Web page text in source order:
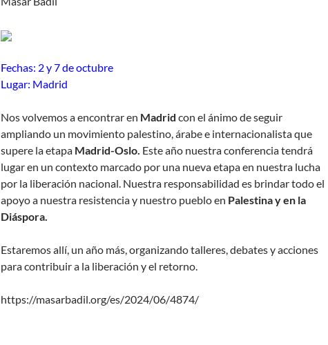
Fechas: 2 y 7 de octubre
Lugar: Madrid
Nos volvemos a encontrar en Madrid con el ánimo de seguir
ampliando un movimiento palestino, árabe e internacionalista que
supere la etapa Madrid-Oslo. Este año nuestra conferencia tendrá
lugar en un contexto marcado por una nueva etapa en nuestra lucha
por la liberación nacional. Nuestra responsabilidad es brindar todo el
apoyo a nuestra resistencia y nuestro pueblo en Palestina y en la
Diáspora.
Estaremos allí, un año más, organizando talleres, debates y acciones
para contribuir a la liberación y el retorno.
https://masarbadil.org/es/2024/06/4874/